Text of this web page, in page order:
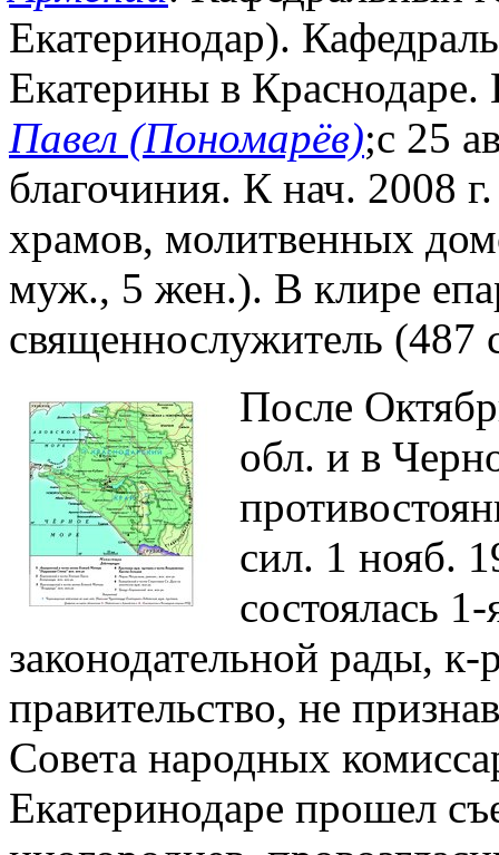
Екатеринодар).
Екатерины в
Павел (Пономарёв);с 25
благочиния. К нач. 2008
храмов, молитвенных
муж., 5 жен.). В клире
священнослужитель (487
После
обл. и в
сил. 1 нояб.
состоялась
законодательной рады, к-
правительство, не
Совета народных
Екатеринодаре прошел